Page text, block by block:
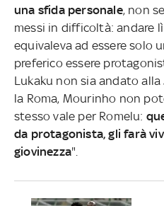
una sfida personale, non
messi in difficoltà: andare
equivaleva ad essere solo
preferico essere
Lukaku non sia andato
la Roma, Mourinho non
stesso vale per Romelu:
da protagonista, gli farà
giovinezza".